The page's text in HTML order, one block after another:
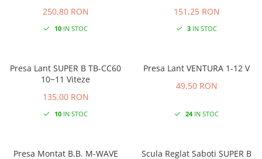
250,80 RON
10IN STOC
151,25 RON
3IN STOC
Presa Lant SUPER B TB-CC60
10~11 Viteze
135,00 RON
10IN STOC
Presa Lant VENTURA 1-12 V
49,50 RON
24IN STOC
Presa Montat B.B. M-WAVE Scula Reglat Saboti SUPER B